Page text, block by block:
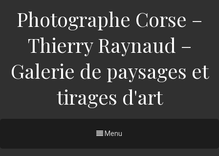
Photographe Corse –
Thierry Raynaud –
Galerie de paysages et
tirages d'art
Menu